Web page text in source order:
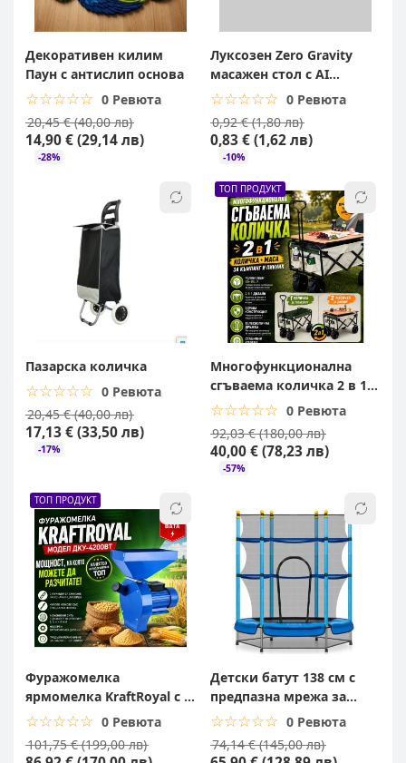
Декоративен килим
Паун с антислип основа
☆☆☆☆☆
★★★★★ 0 Ревюта
20,45 € (40,00 лв)
14,90 € (29,14 лв)
-28%
Луксозен Zero Gravity
масажен стол с AI
управление
☆☆☆☆☆
★★★★★ 0 Ревюта
0,92 € (1,80 лв)
0,83 € (1,62 лв)
-10%
Пазарска количка
☆☆☆☆☆
★★★★★ 0 Ревюта
20,45 € (40,00 лв)
17,13 € (33,50 лв)
-17%
ТОП ПРОДУКТ
Многофункционална
сгъваема количка 2 в 1 с
масичка за къмпинг и
☆☆☆☆☆
★★★★★ 0 Ревюта
92,03 € (180,00 лв)
40,00 € (78,23 лв)
-57%
ТОП ПРОДУКТ
Фуражомелка
ярмомелка KraftRoyal с 4
сита 4,2kW
☆☆☆☆☆
★★★★★ 0 Ревюта
101,75 € (199,00 лв)
Детски батут 138 см с
предпазна мрежа за
градина
☆☆☆☆☆
★★★★★ 0 Ревюта
74,14 € (145,00 лв)